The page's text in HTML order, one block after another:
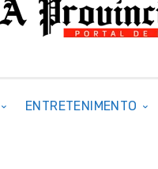
ENTRETENIMENTO